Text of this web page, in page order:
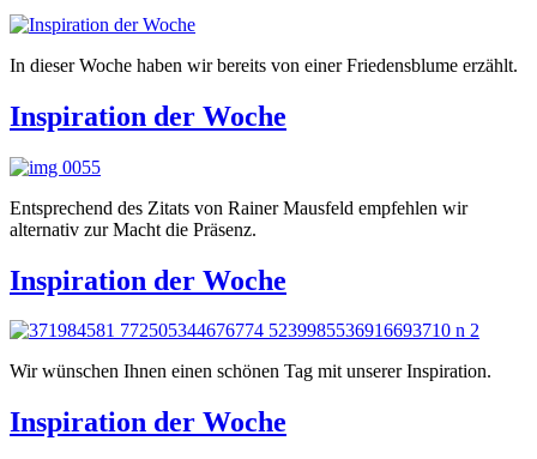
In dieser Woche haben wir bereits von einer Friedensblume erzählt.
Inspiration der Woche
Entsprechend des Zitats von Rainer Mausfeld empfehlen wir
alternativ zur Macht die Präsenz.
Inspiration der Woche
Wir wünschen Ihnen einen schönen Tag mit unserer Inspiration.
Inspiration der Woche